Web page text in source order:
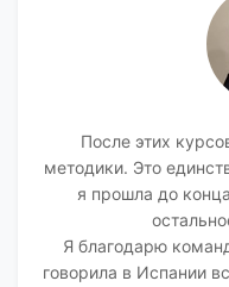
После этих
методики. Это
я прошла до
Я благодарю
говорила в Испании